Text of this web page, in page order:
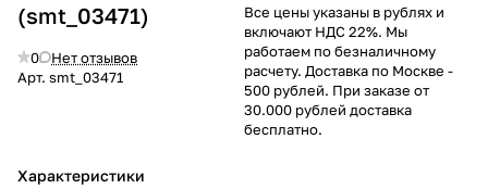
(smt_03471)
0
Нет отзывов
Арт. smt_03471
Характеристики
Все цены указаны в рублях и
включают НДС 22%. Мы
работаем по безналичному
расчету. Доставка по Москве -
500 рублей. При заказе от
30.000 рублей доставка
бесплатно.